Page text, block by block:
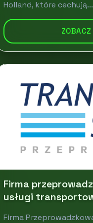
Holland, które cechują...
Firma
usługi
Firma